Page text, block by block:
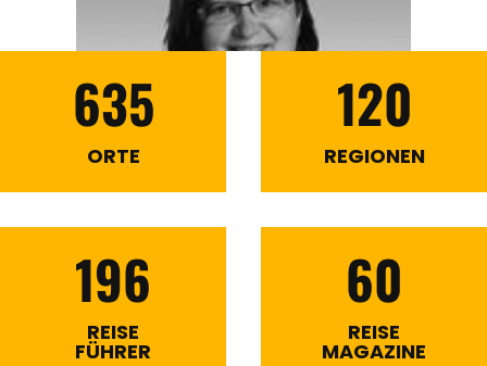
635
ORTE
120
REGIONEN
196
REISE
FÜHRER
60
REISE
MAGAZINE